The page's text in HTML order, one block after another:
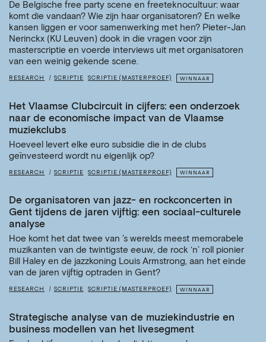
De Belgische free party scene en freeteknocultuur: waar
komt die vandaan? Wie zijn haar organisatoren? En welke
kansen liggen er voor samenwerking met hen? Pieter-Jan
Nerinckx (KU Leuven) dook in die vragen voor zijn
masterscriptie en voerde interviews uit met organisatoren
van een weinig gekende scene.
RESEARCH SCRIPTIE SCRIPTIE (MASTERPROEF) WINNAAR
Het Vlaamse Clubcircuit in cijfers: een onderzoek
naar de economische impact van de Vlaamse
muziekclubs
Hoeveel levert elke euro subsidie die in de clubs
geïnvesteerd wordt nu eigenlijk op?
RESEARCH SCRIPTIE SCRIPTIE (MASTERPROEF) WINNAAR
De organisatoren van jazz- en rockconcerten in
Gent tijdens de jaren vijftig: een sociaal-culturele
analyse
Hoe komt het dat twee van ’s werelds meest memorabele
muzikanten van de twintigste eeuw, de rock ‘n’ roll pionier
Bill Haley en de jazzkoning Louis Armstrong, aan het einde
van de jaren vijftig optraden in Gent?
RESEARCH SCRIPTIE SCRIPTIE (MASTERPROEF) WINNAAR
Strategische analyse van de muziekindustrie en
business modellen van het livesegment